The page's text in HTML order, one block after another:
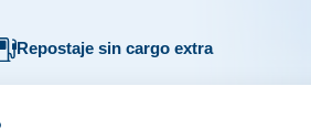
Repostaje sin cargo extra